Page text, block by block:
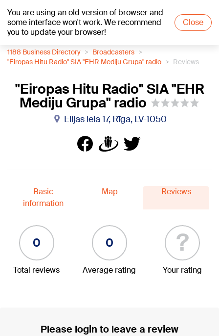
You are using an old version of browser and
some interface won't work. We recommend
you to update your browser!
Close
+19°C
1188 Business Directory
Broadcasters
"Eiropas Hitu Radio" SIA "EHR Mediju Grupa" radio
Reviews
"Eiropas Hitu Radio" SIA "EHR
Mediju Grupa" radio
Elijas iela 17, Rīga, LV-1050
Basic
information
Map Reviews
0
Total reviews
0
Average rating
?
Your rating
Please login to leave a review